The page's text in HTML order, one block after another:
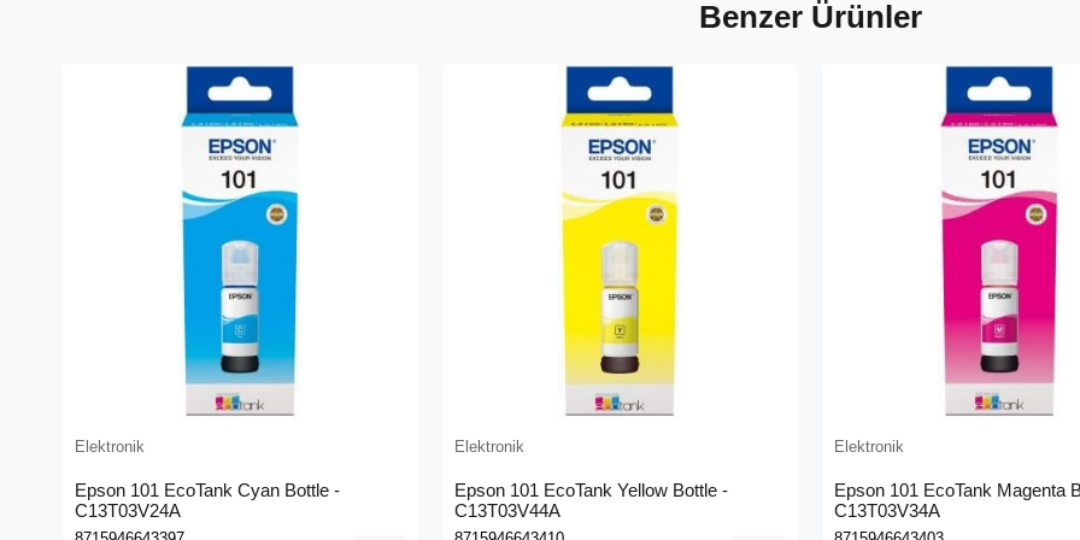
Benzer Ürünler
Elektronik
Epson 101 EcoTank Cyan Bottle -
C13T03V24A
Elektronik
Epson 101 EcoTank Yellow Bottle -
C13T03V44A
Elektronik
Epson 101 EcoTank Magenta
C13T03V34A